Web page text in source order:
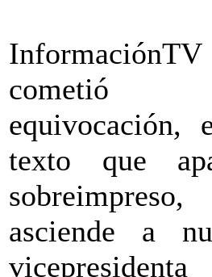
InformaciónTV
cometió
equivocación,
texto que
sobreimpreso,
asciende a